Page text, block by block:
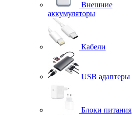
Внешние
аккумуляторы
Кабели
USB адаптеры
Блоки питания